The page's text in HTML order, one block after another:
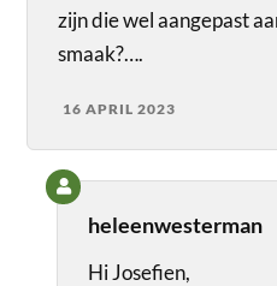
zijn die wel aangepast
smaak?….
16 APRIL 2023
heleenwesterman
Hi Josefien,